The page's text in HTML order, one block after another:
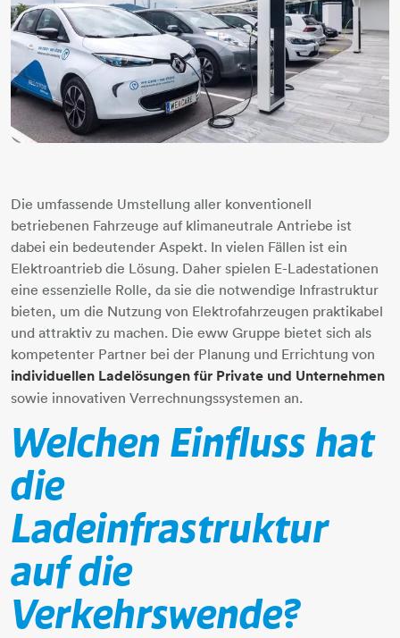
Die umfassende Umstellung aller konventionell
betriebenen Fahrzeuge auf klimaneutrale Antriebe ist
dabei ein bedeutender Aspekt. In vielen Fällen ist ein
Elektroantrieb die Lösung. Daher spielen E-Ladestationen
eine essenzielle Rolle, da sie die notwendige Infrastruktur
bieten, um die Nutzung von Elektrofahrzeugen praktikabel
und attraktiv zu machen. Die eww Gruppe bietet sich als
kompetenter Partner bei der Planung und Errichtung von
individuellen Ladelösungen für Private und Unternehmen
sowie innovativen Verrechnungssystemen an.
Welchen Einfluss hat
die
Ladeinfrastruktur
auf die
Verkehrswende?